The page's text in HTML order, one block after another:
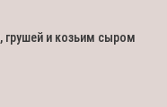
грушей и козьим сыром